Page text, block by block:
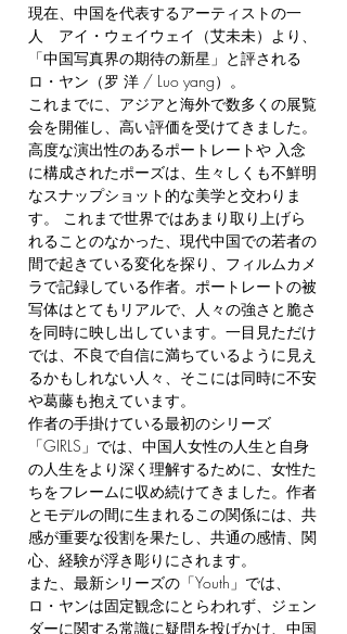
現在、中国を代表するアーティストの一
人 アイ・ウェイウェイ（艾未未）より、
「中国写真界の期待の新星」と評される
ロ・ヤン（罗 洋 / Luo yang）。
これまでに、アジアと海外で数多くの展覧
会を開催し、高い評価を受けてきました。
高度な演出性のあるポートレートや 入念
に構成されたポーズは、生々しくも不鮮明
なスナップショット的な美学と交わりま
す。 これまで世界ではあまり取り上げら
れることのなかった、現代中国での若者の
間で起きている変化を探り、フィルムカメ
ラで記録している作者。ポートレートの被
写体はとてもリアルで、人々の強さと脆さ
を同時に映し出しています。一目見ただけ
では、不良で自信に満ちているように見え
るかもしれない人々、そこには同時に不安
や葛藤も抱えています。
作者の手掛けている最初のシリーズ
「GIRLS」では、中国人女性の人生と自身
の人生をより深く理解するために、女性た
ちをフレームに収め続けてきました。作者
とモデルの間に生まれるこの関係には、共
感が重要な役割を果たし、共通の感情、関
心、経験が浮き彫りにされます。
また、最新シリーズの「Youth」では、
ロ・ヤンは固定観念にとらわれず、ジェン
ダーに関する常識に疑問を投げかけ、中国